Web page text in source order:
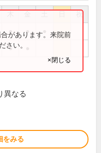
祝
● ●
●
があります。来院前
さい。
×閉じる
異なる
をみる